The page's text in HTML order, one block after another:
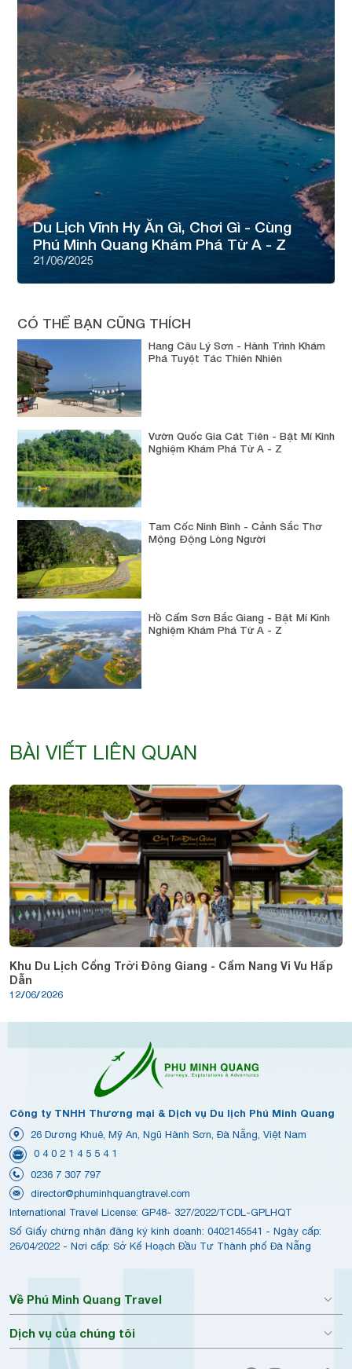
Du Lịch Vĩnh Hy Ăn Gì, Chơi Gì - Cùng
Phú Minh Quang Khám Phá Từ A - Z
21/06/2025
CÓ THỂ BẠN CŨNG THÍCH
Hang Câu Lý Sơn - Hành Trình Khám
Phá Tuyệt Tác Thiên Nhiên
Vườn Quốc Gia Cát Tiên - Bật Mí Kinh
Nghiệm Khám Phá Từ A - Z
Tam Cốc Ninh Bình - Cảnh Sắc Thơ
Mộng Động Lòng Người
Hồ Cấm Sơn Bắc Giang - Bật Mí Kinh
Nghiệm Khám Phá Từ A - Z
BÀI VIẾT LIÊN QUAN
Khu Du Lịch Cổng Trời Đông Giang - Cẩm Nang Vi Vu Hấp
Dẫn
12/06/2026
Công ty TNHH Thương mại & Dịch vụ Du lịch Phú Minh Quang
26 Dương Khuê, Mỹ An, Ngũ Hành Sơn, Đà Nẵng, Việt Nam
0 4 0 2 1 4 5 5 4 1
0236 7 307 797
director@phuminhquangtravel.com
International Travel License: GP48- 327/2022/TCDL-GPLHQT
Số Giấy chứng nhận đăng ký kinh doanh: 0402145541 - Ngày cấp:
26/04/2022 - Nơi cấp: Sở Kế Hoạch Đầu Tư Thành phố Đà Nẵng
Về Phú Minh Quang Travel
Dịch vụ của chúng tôi